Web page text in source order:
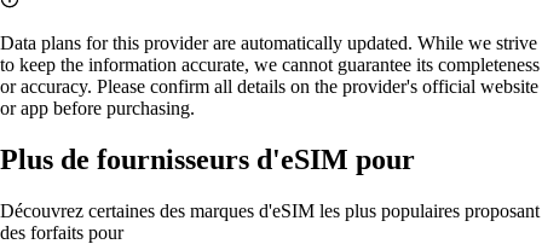
Data plans for this provider are automatically updated. While we strive
to keep the information accurate, we cannot guarantee its completeness
or accuracy. Please confirm all details on the provider's official website
or app before purchasing.
Plus de fournisseurs d'eSIM pour
Découvrez certaines des marques d'eSIM les plus populaires proposant
des forfaits pour